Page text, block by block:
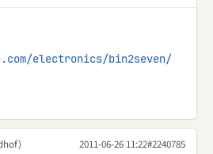
electronics/bin2seven/
2011-06-26 11:22#2240785